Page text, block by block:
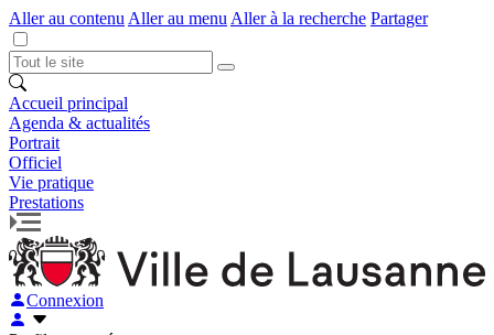
Aller au contenu Aller au menu Aller à la recherche Partager
Accueil principal
Agenda & actualités
Portrait
Officiel
Vie pratique
Prestations
Connexion